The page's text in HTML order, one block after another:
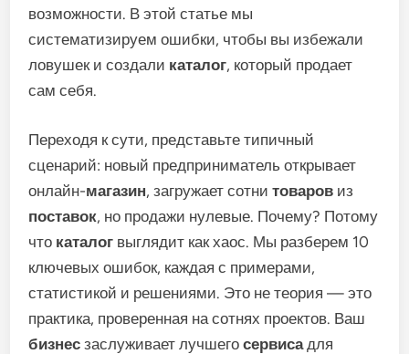
возможности. В этой статье мы
систематизируем ошибки, чтобы вы избежали
ловушек и создали каталог, который продает
сам себя.
Переходя к сути, представьте типичный
сценарий: новый предприниматель открывает
онлайн-магазин, загружает сотнитоваров из
поставок, но продажи нулевые. Почему? Потому
что каталог выглядит как хаос. Мы разберем 10
ключевых ошибок, каждая с примерами,
статистикой и решениями. Это не теория — это
практика, проверенная на сотнях проектов. Ваш
бизнес заслуживает лучшегосервисадля